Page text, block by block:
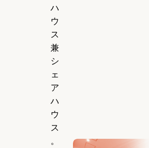
ハ
ウ
ス
兼
シ
ェ
ア
ハ
ウ
ス
。